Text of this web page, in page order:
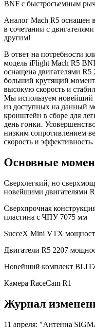
BNF с быстросъемным
Аналог Mach R5 оснащен
в сочетании с
другим!
В ответ на потребности
модель iFlight Mach R5
оснащена двигателями R5
больший крутящий
высокую скорость и
Мы используем
из доступных на данный
кронштейн в сборе для
день гонки.
низким сопротивлением
скорость и эффективность.
Основные
Сверхлегкий, но
новейшими двигателями
Сверхпрочная
пластина с ЧПУ 7075 мм
SucceX Mini VTX
Двигатели R5 2207
Новейший комплект
Камера RaceCam R1
Журнал
11 апреля: "Антенна